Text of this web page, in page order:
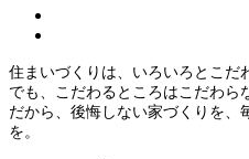
住まいづくりは、いろいろとこだ
でも、こだわるところはこだわら
だから、後悔しない家づくりを、
を。